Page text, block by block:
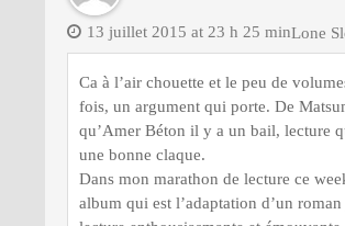
Lone
13 juillet 2015 at 23 h 25 min
Ca à l’air chouette et le peu de
fois, un argument qui porte. De
qu’Amer Béton il y a un bail, lecture
une bonne claque.
Dans mon marathon de lecture ce
album qui est l’adaptation d’un roman